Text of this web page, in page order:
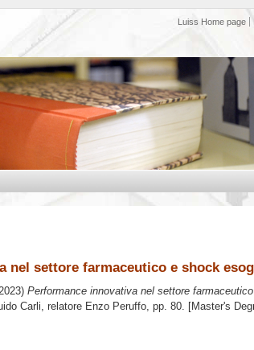
Luiss Home page
nel settore farmaceutico e shock
Performance innovativa nel settore
Carli, relatore Enzo Peruffo, pp. 80. [Master's